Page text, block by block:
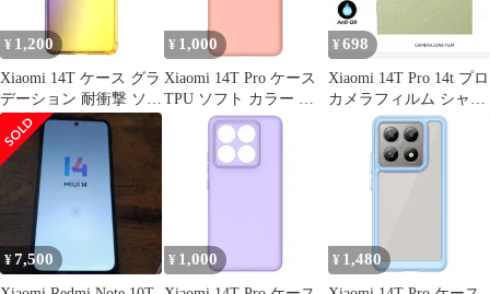
¥ 1,200
Xiaomi 14T ケース グラ
デーション 耐衝撃 ソフ
ト ケース 【Color】ブ
ラック・ゴールド
¥ 1,000
Xiaomi 14T Pro ケース
TPU ソフト カラー ケ
ース 【Color】ピンク
¥ 698
Xiaomi 14T Pro 14t プロ
カメラフィルム シャオ
薄型 強化ガラス 耐衝撃
独立型 露出オーバー防
止 CD合金 レンズ カバ
¥7,500 ¥ 1,000 ¥ 1,480